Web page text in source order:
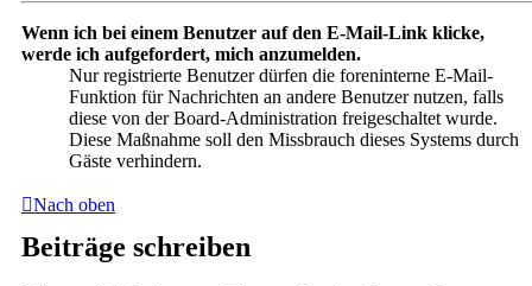
Wenn ich bei einem Benutzer auf den E-Mail-Link klicke,
werde ich aufgefordert, mich anzumelden.
Nur registrierte Benutzer dürfen die foreninterne E-Mail-
Funktion für Nachrichten an andere Benutzer nutzen, falls
diese von der Board-Administration freigeschaltet wurde.
Diese Maßnahme soll den Missbrauch dieses Systems durch
Gäste verhindern.
Nach oben
Beiträge schreiben